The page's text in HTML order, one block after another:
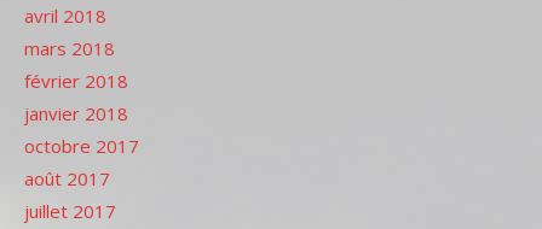
avril 2018
mars 2018
février 2018
janvier 2018
octobre 2017
août 2017
juillet 2017